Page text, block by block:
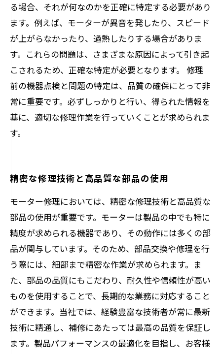
る場合、それが何なのかを正確に特定する必要があり
ます。例えば、モーターが異音を発したり、スピード
が上がらなかったり、過熱したりする場合がありま
す。これらの問題は、さまざまな原因によって引き起
こされるため、正確な特定が必要となります。 修理
前の機器点検と問題の特定は、品質の確保にとって非
常に重要です。必ずしっかりと行い、得られた情報を
基に、適切な修理作業を行っていくことが求められま
す。
精密な修理技術と高品質な部品の使用
モーター修理においては、精密な修理技術と高品質な
部品の使用が重要です。モーターは製品の中でも特に
精度が求められる機器であり、その動作には多くの部
品が関与しています。そのため、部品交換や修理を行
う際には、細部まで精密な作業が求められます。ま
た、部品の品質にもこだわり、耐久性や信頼性が高い
ものを使用することで、長期的な業務に対応すること
ができます。当社では、経験豊富な技術者が常に最新
技術に精通し、補修にあたっては最高の品質を保証し
ます。製品パフォーマンスの最適化を目指し、お客様